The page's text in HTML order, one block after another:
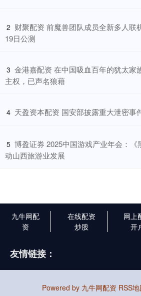
2 财聚配资 前魔兽团队成员全新多人联
19日公测
3 金港嘉配资 在中国吸血百年的犹太家
主权，已声名狼藉
4 天盈资本配资 国安部披露重大泄密事
5 博盈证券 2025中国游戏产业年会：《
动山西旅游业发展
九牛网配
资
在线配资
炒股
网上
开
友情链接：
Powered by 九牛网配资 RSS